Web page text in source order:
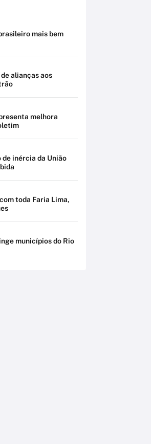
mais bem
alianças aos
melhora
inércia da União
toda Faria Lima,
municípios do Rio